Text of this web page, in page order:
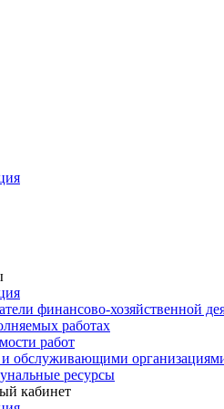
финансово-хозяйственной
работах
работ
обслуживающими
ресурсы
кабинет